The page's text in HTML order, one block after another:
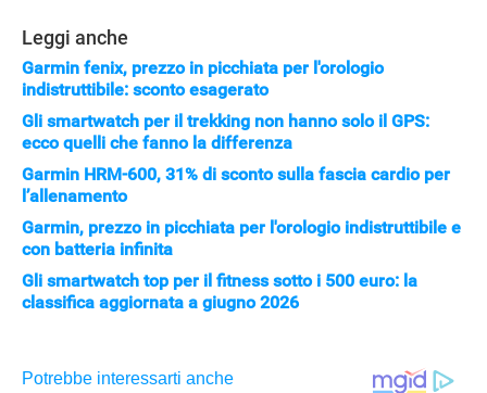
APPLE
Leggi anche
Garmin fenix, prezzo in picchiata per l'orologio
indistruttibile: sconto esagerato
Gli smartwatch per il trekking non hanno solo il GPS:
ecco quelli che fanno la differenza
Garmin HRM-600, 31% di sconto sulla fascia cardio per
l’allenamento
Garmin, prezzo in picchiata per l'orologio indistruttibile e
con batteria infinita
Gli smartwatch top per il fitness sotto i 500 euro: la
classifica aggiornata a giugno 2026